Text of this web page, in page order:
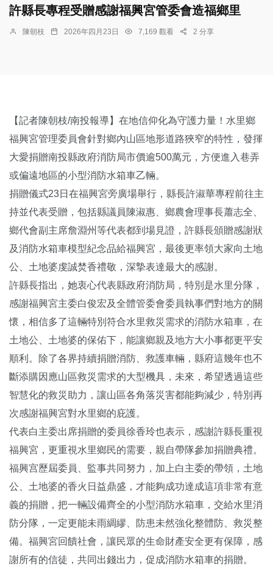
許縣長專程受贈感謝福興宮管委會造福鄉里
陳朝枝 2026年四月23日 7,169 觀看 2 分享
【記者陳朝枝/南投報導】在地信仰化為守護力量！水里鄉
福興宮管理委員會針對鄉內山區地形道路狹窄的特性，發揮
大愛捐贈南投縣政府消防局市價逾500萬元，方便進入巷弄
或偏遠地區的小型消防水箱車乙輛。
捐贈儀式23日在福興宮旁廣場舉行，縣長許淑華專程前往主
持並代表受贈，包括縣議員陳淑惠、鄉農會理事長蕭志全、
鄉代會副主席詹淵州等代表都到場見證，許縣長頒贈感謝狀
及消防水箱車模型紀念品給福興宮，最後更率領大家向土地
公、土地婆虔誠焚香禮敬，深摯表達最大的感謝。
許縣長指出，她衷心代表縣政府消防局，特別是水里分隊，
感謝福興宮主委白俊宏及全體管委會委員執事們對地方的關
懷，相信多了這輛特別符合水里救災需求的消防水箱車，在
土地公、土地婆的保佑下，能讓鄉親及地方大小事都更平安
順利。除了各界持續捐贈消防、救護車輛，縣府這幾年也不
斷添購因應山區救災需求的大型機具，未來，希望透過這些
智慧化的救災助力，讓山區各角落災害都能夠減少，特別再
次感謝福興宮對水里鄉的庇護。
代表白主委出席捐贈的委員徐香玲也表示，感謝許縣長重視
福興宮，更重視水里鄉民的需要，親自帶隊參加捐贈典禮。
福興宫歷屆委員、監事共同努力，加上白主委的帶領，土地
公、土地婆的香火日益鼎盛，才能夠成功達成這項非常有意
義的捐贈，把一輛設備齊全的小型消防水箱車，交給水里消
防分隊，一定更能未雨綢繆、防患未然強化整體防、救災整
備。福興宮回饋社會，讓民眾的生命財產安全更有保障，感
謝所有的信徒，共同出錢出力，促成消防水箱車的捐贈。